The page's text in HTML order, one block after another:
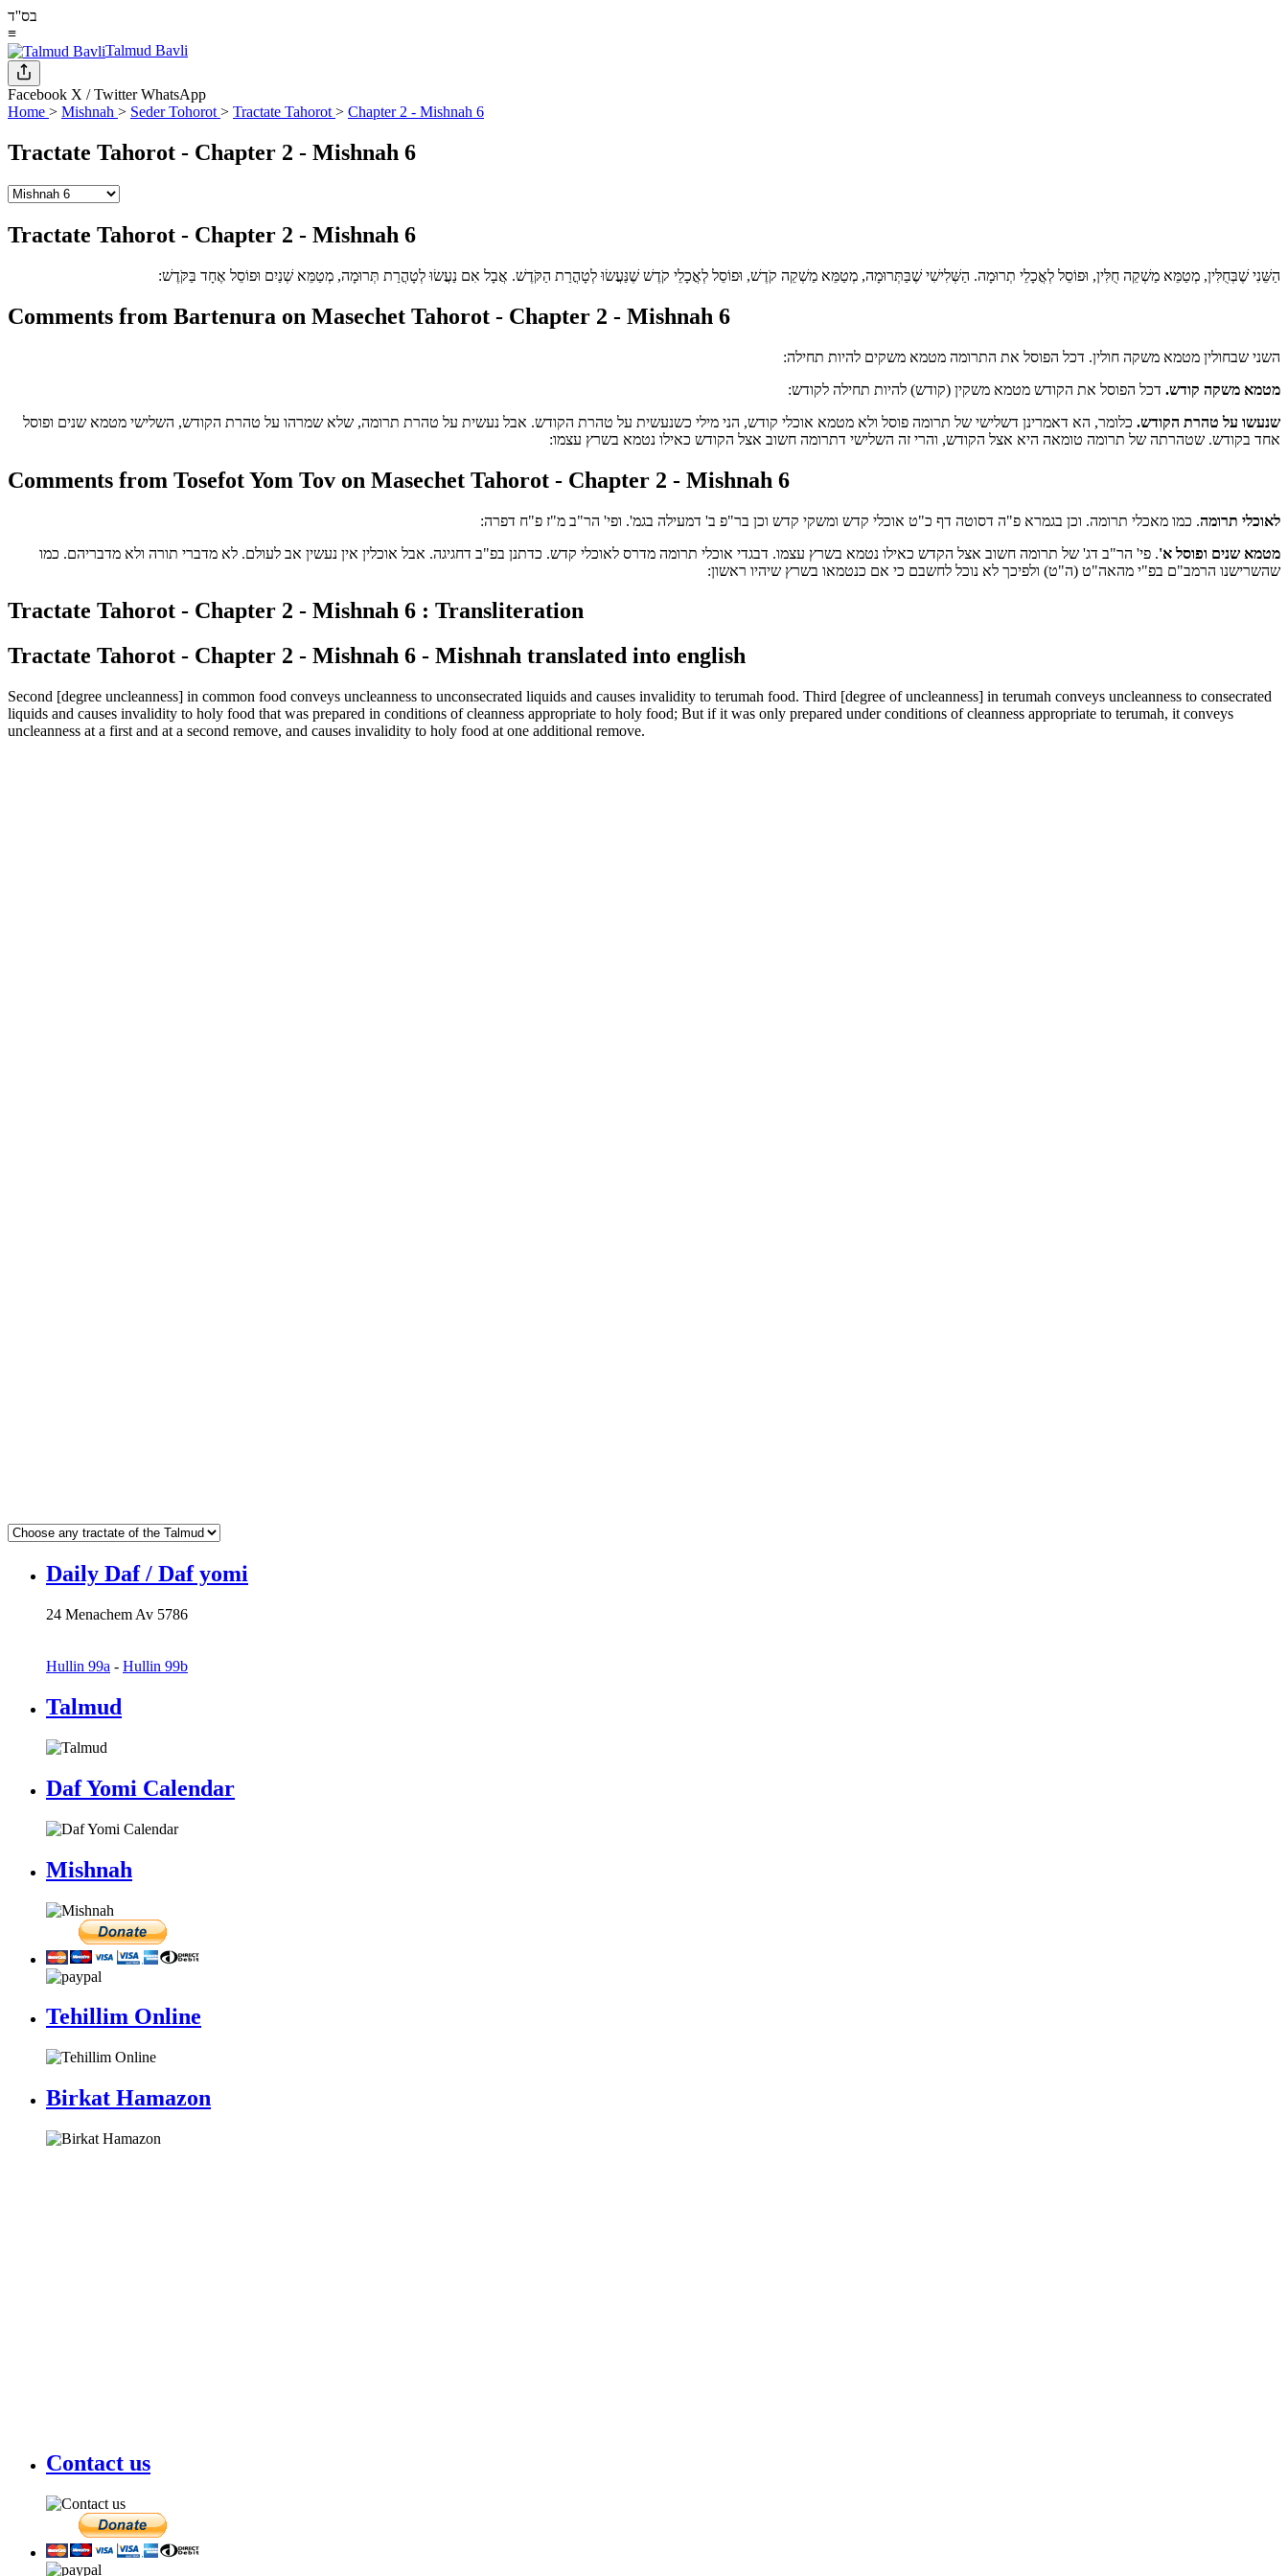
בס''ד
≡
Talmud Bavli
Facebook X / TwitterWhatsApp
Home > Mishnah > Seder Tohorot > Tractate Tahorot > Chapter 2 - Mishnah 6
Tractate Tahorot - Chapter 2 - Mishnah 6
Tractate Tahorot - Chapter 2 - Mishnah 6
הַשֵּׁנִי שֶׁבְּחֻלִּין, מְטַמֵּא מַשְׁקֵה חֻלִּין, וּפוֹסֵל לְאֳכָלֵי תְרוּמָה. הַשְּׁלִישִׁי שֶׁבַּתְּרוּמָה, מְטַמֵּא מַשְׁקֵה קֹדֶשׁ, וּפוֹסֵל לְאֳכָלֵי קֹדֶשׁ שֶׁנַּעֲשׂוּ לְטָהֳרַת הַקֹּדֶשׁ. אֲבָל אִם נַעֲשׂוּ לְטָהֳרַת תְּרוּמָה, מְטַמֵּא שְׁנַיִם וּפוֹסֵל אֶחָד בַּקֹּדֶשׁ:
Comments from Bartenura on Masechet Tahorot - Chapter 2 - Mishnah 6
השני שבחולין מטמא משקה חולין. דכל הפוסל את התרומה מטמא משקים להיות תחילה:
מטמא משקה קודש. דכל הפוסל את הקודש מטמא משקין (קודש) להיות תחילה לקודש:
שנעשו על טהרת הקודש. כלומר, הא דאמרינן דשלישי של תרומה פוסל ולא מטמא אוכלי קודש, הני מילי כשנעשית על טהרת הקודש. אבל נעשית על טהרת תרומה, שלא שמרהו על טהרת הקודש, השלישי מטמא שנים ופוסל
אחד בקודש. שטהרתה של תרומה טומאה היא אצל הקודש, והרי זה השלישי דתרומה חשוב אצל הקודש כאילו נטמא בשרץ עצמו:
Comments from Tosefot Yom Tov on Masechet Tahorot - Chapter 2 - Mishnah 6
לאוכלי תרומה. כמו מאכלי תרומה. וכן בגמרא פ"ה דסוטה דף כ"ט אוכלי קדש ומשקי קדש וכן בר"פ ב' דמעילה בגמ'. ופי' הר"ב מ"ז פ"ח דפרה:
מטמא שנים ופוסל א'. פי' הר"ב דג' של תרומה חשוב אצל הקדש כאילו נטמא בשרץ עצמו. דבגדי אוכלי תרומה מדרס לאוכלי קדש. כדתנן בפ"ב דחגיגה. אבל אוכלין אין נעשין אב לעולם. לא מדברי תורה ולא מדבריהם. כמו
שהשרישנו הרמב"ם בפ"י מהאה"ט (ה"ט) ולפיכך לא נוכל לחשבם כי אם כנטמאו בשרץ שיהיו ראשון:
Tractate Tahorot - Chapter 2 - Mishnah 6 : Transliteration
Tractate Tahorot - Chapter 2 - Mishnah 6 - Mishnah translated into english
Second [degree uncleanness] in common food conveys uncleanness to unconsecrated liquids and causes invalidity to terumah food. Third [degree of uncleanness] in terumah conveys uncleanness to consecrated
liquids and causes invalidity to holy food that was prepared in conditions of cleanness appropriate to holy food; But if it was only prepared under conditions of cleanness appropriate to terumah, it conveys
uncleanness at a first and at a second remove, and causes invalidity to holy food at one additional remove.
Daily Daf / Daf yomi
24 Menachem Av 5786
Hullin 99a - Hullin 99b
Talmud
Daf Yomi Calendar
Mishnah
Tehillim Online
Birkat Hamazon
Contact us